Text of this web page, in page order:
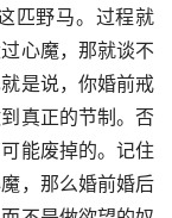
匹野马。过程就
心魔，那就谈不
是说，你婚前戒
真正的节制。否
能废掉的。记住
，那么婚前婚后